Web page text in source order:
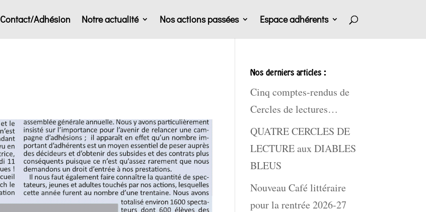
Contact/Adhésion Notre actualité Nos actions passées Espace adhérents
Nos derniers articles :
Cinq comptes-rendus de
Cercles de lectures…
QUATRE CERCLES DE
LECTURE aux DIABLES
BLEUS
Nouveau Café littéraire
pour la rentrée 2026-27